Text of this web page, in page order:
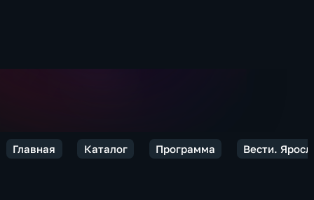
Главная Каталог Программа Вести.